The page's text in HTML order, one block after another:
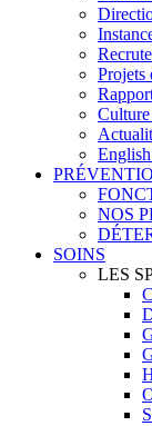
Projets
NOS
SOINS
LES